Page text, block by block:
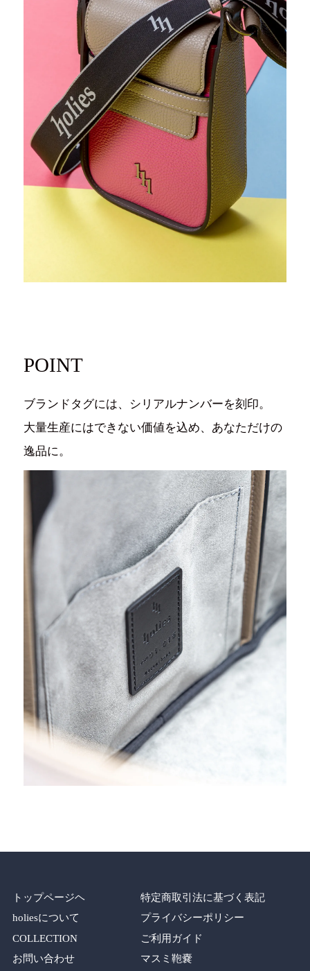
POINT
ブランドタグには、シリアルナンバーを刻印。
大量生産にはできない価値を込め、あなただけの
逸品に。
トップページヘ
holiesについて
COLLECTION
お問い合わせ
特定商取引法に基づく表記
プライバシーポリシー
ご利用ガイド
マスミ鞄嚢